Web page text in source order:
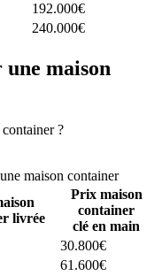
192.000€
240.000€
maison
?
maison container
livrée
Prix maison
container
clé en main
30.800€
61.600€